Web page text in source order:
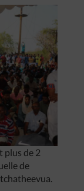
plus de 2
de